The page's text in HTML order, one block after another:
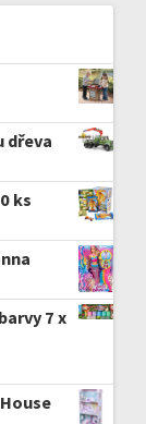
dřeva
ks
7 x